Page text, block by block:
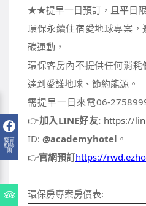
★★提早一日預訂，且平日
環保永續住宿愛地球專案
碳運動，
環保客房內不提供任何消耗
達到愛護地球、節約能源。
需提早一日來電06-
👉加入LINE好友: https://
ID: @academyhotel 。
👉官網預訂https://
環保房專案房價表: